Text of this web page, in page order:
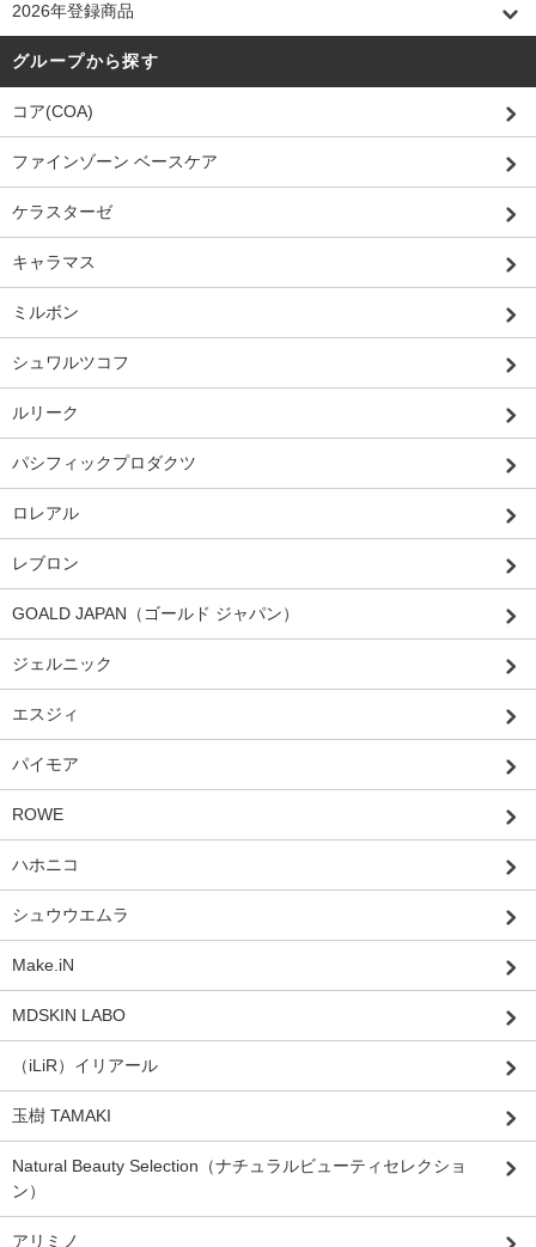
2026年登録商品
グループから探す
コア(COA)
ファインゾーン ベースケア
ケラスターゼ
キャラマス
ミルボン
シュワルツコフ
ルリーク
パシフィックプロダクツ
ロレアル
レブロン
GOALD JAPAN（ゴールド ジャパン）
ジェルニック
エスジィ
パイモア
ROWE
ハホニコ
シュウウエムラ
Make.iN
MDSKIN LABO
（iLiR）イリアール
玉樹 TAMAKI
Natural Beauty Selection（ナチュラルビューティセレクショ
ン）
アリミノ